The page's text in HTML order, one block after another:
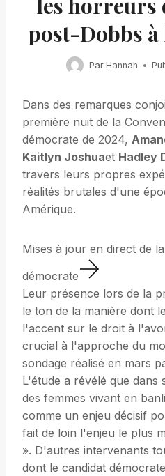
les horreurs
post-Dobbs à
Par Hannah
Dans des remarques
première nuit de la
démocrate de 2024,
Kaitlyn Joshuaet Hadley
travers leurs propres
réalités brutales d'une
Amérique.
Mises à jour en direct de
démocrate
Leur présence lors de la
le ton de la manière dont
l'accent sur le droit à
crucial à l'approche du
sondage réalisé en mars
L'étude a révélé que dans
des femmes vivant en
comme un enjeu décisif
fait de loin l'enjeu le plus
». D'autres intervenants
dont le candidat